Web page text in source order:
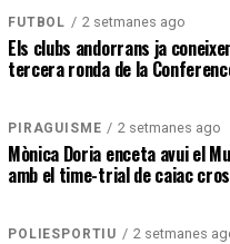
FUTBOL 2 setmanes ago
Els clubs andorrans ja
tercera ronda de la
PIRAGÜISME 2 setmanes ago
Mònica Doria enceta avui el
amb el time-trial de caiac
POLIESPORTIU 2 setmanes